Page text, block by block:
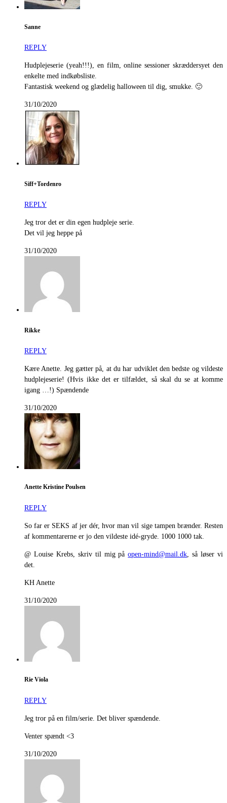
Sanne
REPLY
Hudplejeserie (yeah!!!), en film, online sessioner skræddersyet den
enkelte med indkøbsliste.
Fantastisk weekend og glædelig halloween til dig, smukke. 🙂
31/10/2020
Siff+Tordenro
REPLY
Jeg tror det er din egen hudpleje serie.
Det vil jeg heppe på
31/10/2020
Rikke
REPLY
Kære Anette. Jeg gætter på, at du har udviklet den bedste og vildeste
hudplejeserie! (Hvis ikke det er tilfældet, så skal du se at komme
igang …!) Spændende
31/10/2020
Anette Kristine Poulsen
REPLY
So far er SEKS af jer dér, hvor man vil sige tampen brænder. Resten
af kommentarerne er jo den vildeste idé-gryde. 1000 1000 tak.
@ Louise Krebs, skriv til mig påopen-mind@mail.dk , så løser vi
det.
KH Anette
31/10/2020
Rie Viola
REPLY
Jeg tror på en film/serie. Det bliver spændende.
Venter spændt <3
31/10/2020